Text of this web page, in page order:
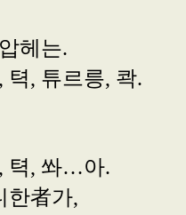
나의압
썩, 텩, 튜르
ㄹ썩, 텩,
, 아니한